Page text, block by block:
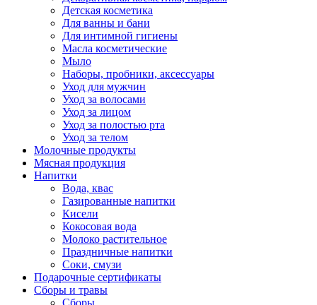
Детская косметика
Для ванны и бани
Для интимной гигиены
Масла косметические
Мыло
Наборы, пробники, аксессуары
Уход для мужчин
Уход за волосами
Уход за лицом
Уход за полостью рта
Уход за телом
Молочные продукты
Мясная продукция
Напитки
Вода, квас
Газированные напитки
Кисели
Кокосовая вода
Молоко растительное
Праздничные напитки
Соки, смузи
Подарочные сертификаты
Сборы и травы
Сборы